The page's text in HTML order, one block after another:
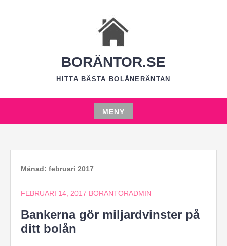
BORÄNTOR.SE
HITTA BÄSTA BOLÅNERÄNTAN
MENY
Hoppa
innehåll
Månad: februari 2017
FEBRUARI 14, 2017 BORANTORADMIN
Bankerna gör miljardvinster på
ditt bolån